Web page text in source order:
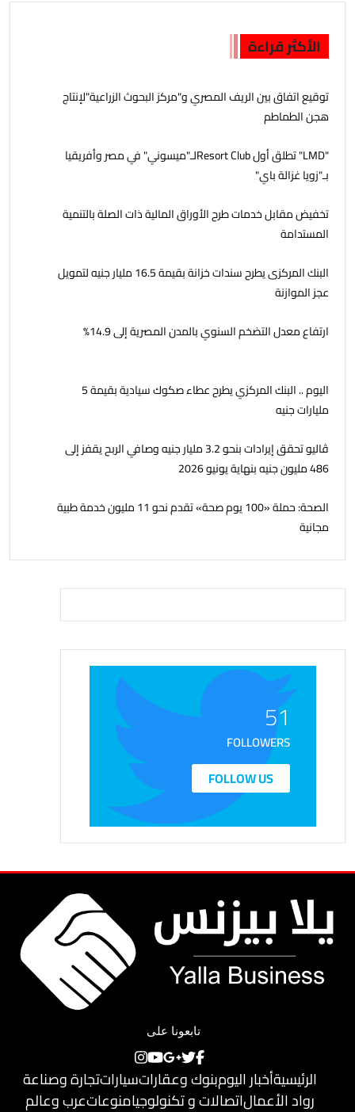
الأكثر قراءة
توقيع اتفاق بين الريف المصري و"مركز البحوث الزراعية"لإنتاج
هجن الطماطم
"LMD" تطلق أول Resort Clubلـ"ميسوني" في مصر وأفريقيا
بـ"زويا غزالة باي"
تخفيض مقابل خدمات طرح الأوراق المالية ذات الصلة بالتنمية
المستدامة
البنك المركزى يطرح سندات خزانة بقيمة 16.5 مليار جنيه لتمويل
عجز الموازنة
ارتفاع معدل التضخم السنوي بالمدن المصرية إلى 14.9%
اليوم .. البنك المركزي يطرح عطاء صكوك سيادية بقيمة 5
مليارات جنيه
ڤاليو تحقق إيرادات بنحو 3.2 مليار جنيه وصافي الربح يقفز إلى
486 مليون جنيه بنهاية يونيو 2026
الصحة: حملة «100 يوم صحة» تقدم نحو 11 مليون خدمة طبية
مجانية
51
FOLLOWERS
FOLLOW US
تابعونا على
الرئيسيةأخبار اليومبنوك وعقاراتسياراتتجارة وصناعة
رواد الأعمالاتصالات و تكنولوجيامنوعاتعرب وعالم